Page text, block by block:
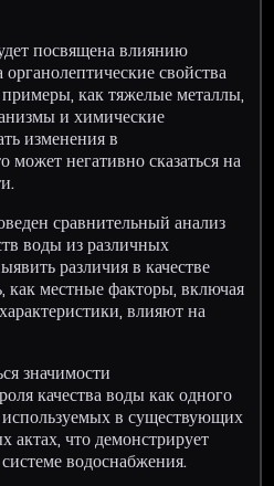
посвящена влиянию
свойства
как тяжелые металлы,
и химические
изменения в
может негативно сказаться на
сравнительный анализ
воды из различных
различия в качестве
как местные факторы, включая
влияют на
значимости
качества воды как одного
в существующих
актах, что демонстрирует
водоснабжения.